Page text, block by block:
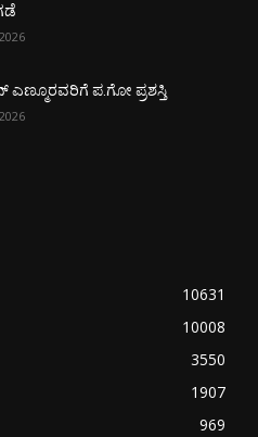
ಎಣ್ಮೂರವರಿಗೆ ಪ.ಗೋ ಪ್ರಶಸ್ತಿ
10631
10008
3550
1907
969